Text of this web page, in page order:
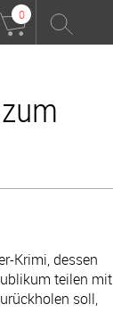
0
Krimi, dessen
teilen mit
soll,